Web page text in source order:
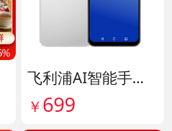
飞利浦AI智能手机 货号141882
￥ 699